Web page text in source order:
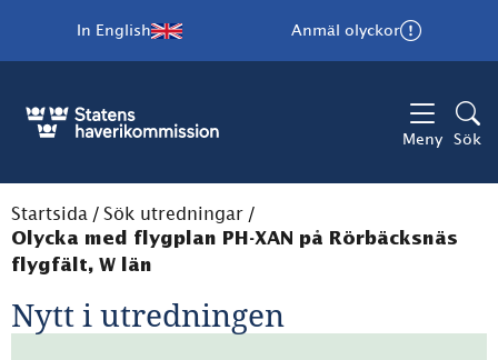
In English Anmäl olyckor
Meny Sök
Startsida / Sök utredningar /
Olycka med flygplan PH-XAN på Rörbäcksnäs
flygfält, W län
Nytt i utredningen